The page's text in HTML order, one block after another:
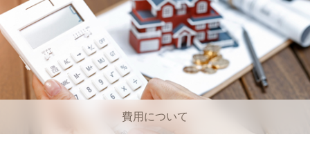
費用について